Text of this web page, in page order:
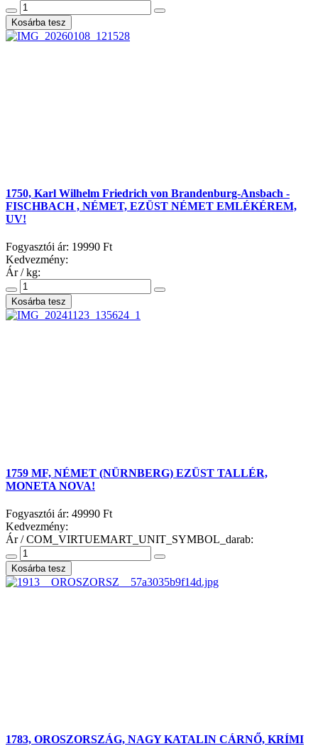
1750, Karl Wilhelm Friedrich von Brandenburg-Ansbach -
FISCHBACH , NÉMET, EZÜST NÉMET EMLÉKÉREM,
UV!
Fogyasztói ár: 19990 Ft
Kedvezmény:
Ár / kg:
1759 MF, NÉMET (NÜRNBERG) EZÜST TALLÉR,
MONETA NOVA!
Fogyasztói ár: 49990 Ft
Kedvezmény:
Ár / COM_VIRTUEMART_UNIT_SYMBOL_darab:
1783, OROSZORSZÁG, NAGY KATALIN CÁRNŐ, KRÍMI